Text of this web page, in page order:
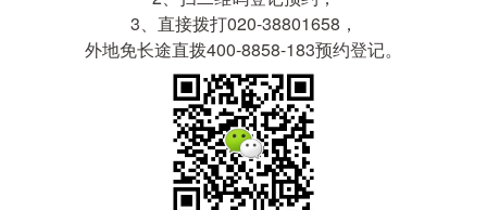
3、直接拨打020-38801658，
外地免长途直拨400-8858-183预约登记。